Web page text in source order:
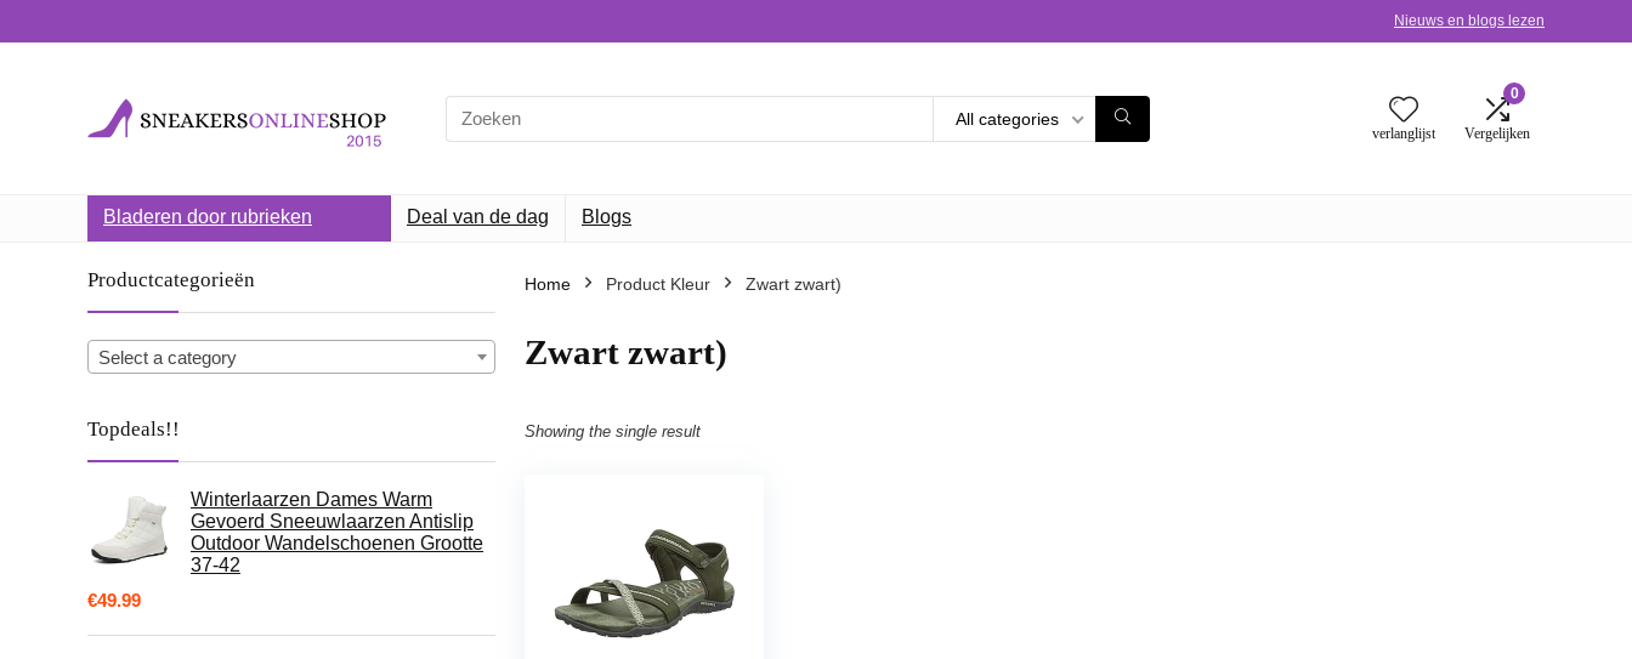
Nieuws en blogs lezen
Search
for:
All categories
verlanglijst
0
Vergelijken
Bladeren door rubrieken Deal van de dag Blogs
Productcategorieën
Select a category
Topdeals!!
Winterlaarzen Dames Warm
Gevoerd Sneeuwlaarzen Antislip
Outdoor Wandelschoenen Grootte
37-42
€49.99
Home Product Kleur Zwart zwart)
Zwart zwart)
Showing the single result